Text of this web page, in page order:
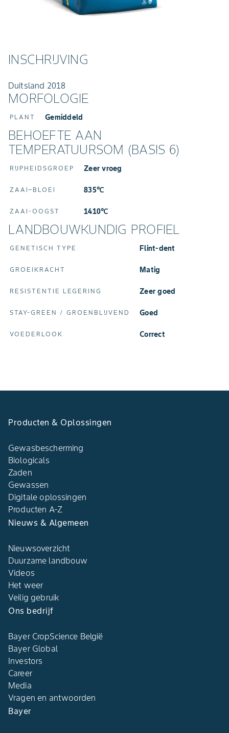
INSCHRIJVING
Duitsland 2018
MORFOLOGIE
PLANT Gemiddeld
BEHOEFTE AAN
TEMPERATUURSOM (BASIS 6)
RIJPHEIDSGROEP Zeer vroeg
ZAAI–BLOEI 835℃
ZAAI-OOGST 1410℃
LANDBOUWKUNDIG PROFIEL
GENETISCH TYPE Flint-dent
GROEIKRACHT Matig
RESISTENTIE LEGERING Zeer goed
STAY‑GREEN / GROENBLIJVEND Goed
VOEDERLOOK Correct
Producten & Oplossingen​
Gewasbescherming
Biologicals
Zaden
Gewassen
Digitale oplossingen​
Producten A-Z​
Nieuws & Algemeen​
Nieuwsoverzicht
Duurzame landbouw​
Videos
Het weer​
Veilig gebruik
Ons bedrijf​
Bayer CropScience België​
Bayer Global
Investors
Career
Media
Vragen en antwoorden​
Bayer